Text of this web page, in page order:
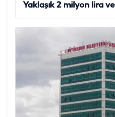
Yaklaşık 2 milyon lira